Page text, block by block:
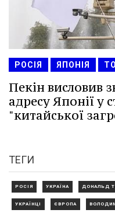
РОСІЯ ЯПОНІЯ
Пекін висловив
адресу Японії у
"китайської
ТЕГИ
РОСІЯ УКРАЇНА ДОНАЛЬД
УКРАЇНЦІ ЄВРОПА